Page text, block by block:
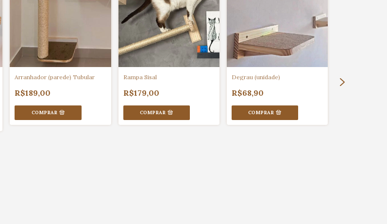
Arranhador (parede) Tubular
R$189,00
COMPRAR
Rampa Sisal
R$179,00
COMPRAR
Degrau (unidade)
R$68,90
COMPRAR
Ponte para as